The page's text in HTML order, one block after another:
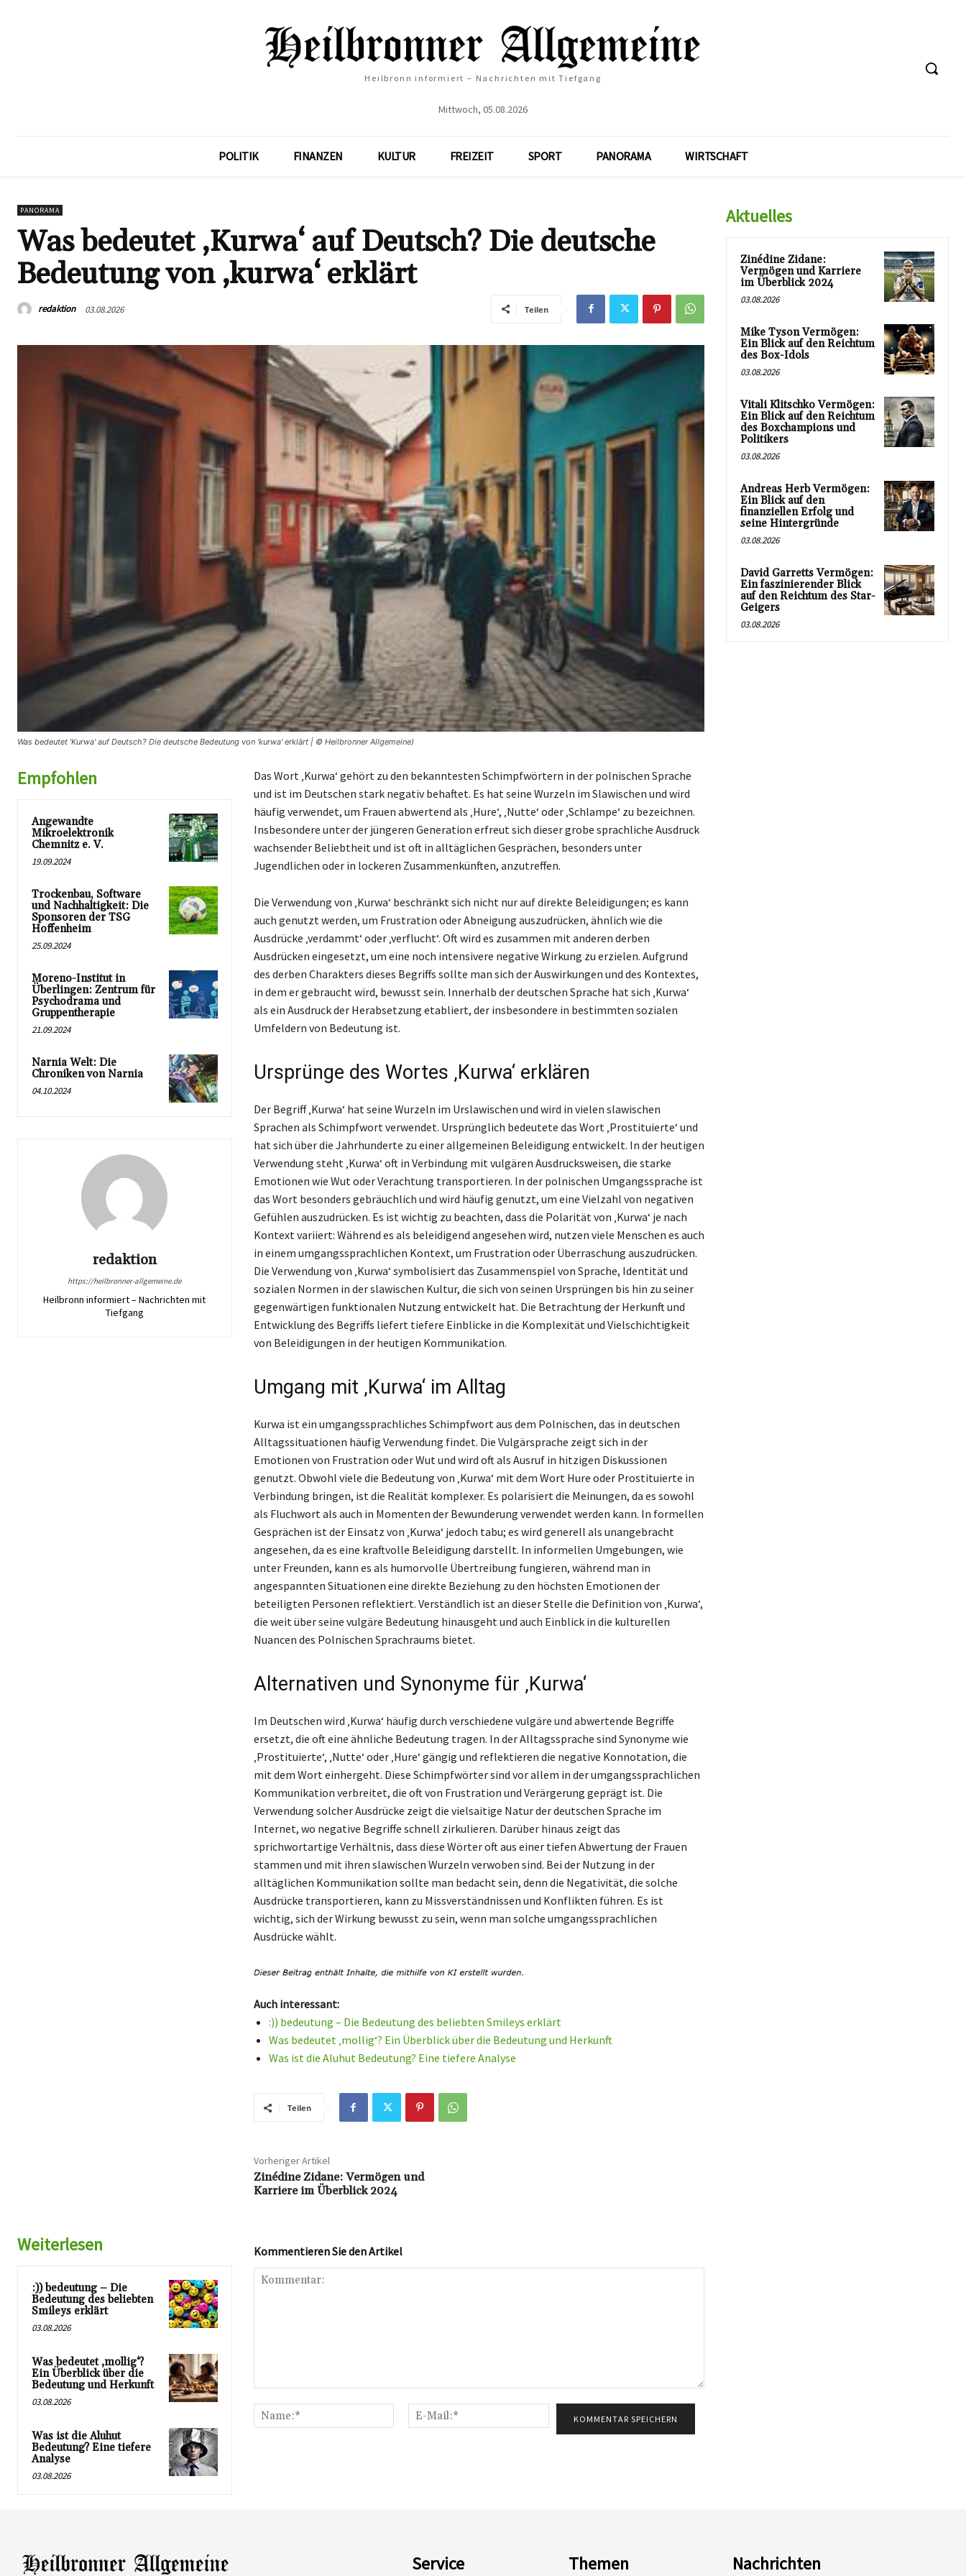
Heilbronn informiert – Nachrichten mit Tiefgang
Mittwoch, 05.08.2026
POLITIK FINANZEN KULTUR FREIZEIT SPORT PANORAMA WIRTSCHAFT
PANORAMA
Was bedeutet ‚Kurwa‘ auf Deutsch? Die deutsche
Bedeutung von ‚kurwa‘ erklärt
redaktion 03.08.2026 Teilen
Was bedeutet 'Kurwa' auf Deutsch? Die deutsche Bedeutung von 'kurwa' erklärt | © Heilbronner Allgemeine)
Empfohlen
Angewandte
Mikroelektronik
Chemnitz e. V.
19.09.2024
Trockenbau, Software
und Nachhaltigkeit: Die
Sponsoren der TSG
Hoffenheim
25.09.2024
Moreno-Institut in
Überlingen: Zentrum für
Psychodrama und
Gruppentherapie
21.09.2024
Narnia Welt: Die
Chroniken von Narnia
04.10.2024
redaktion
https://heilbronner-allgemeine.de
Heilbronn informiert – Nachrichten mit
Tiefgang
Das Wort ‚Kurwa‘ gehört zu den bekanntesten Schimpfwörtern in der polnischen Sprache
und ist im Deutschen stark negativ behaftet. Es hat seine Wurzeln im Slawischen und wird
häufig verwendet, um Frauen abwertend als ‚Hure‘, ‚Nutte‘ oder ‚Schlampe‘ zu bezeichnen.
Insbesondere unter der jüngeren Generation erfreut sich dieser grobe sprachliche Ausdruck
wachsender Beliebtheit und ist oft in alltäglichen Gesprächen, besonders unter
Jugendlichen oder in lockeren Zusammenkünften, anzutreffen.
Die Verwendung von ‚Kurwa‘ beschränkt sich nicht nur auf direkte Beleidigungen; es kann
auch genutzt werden, um Frustration oder Abneigung auszudrücken, ähnlich wie die
Ausdrücke ‚verdammt‘ oder ‚verflucht‘. Oft wird es zusammen mit anderen derben
Ausdrücken eingesetzt, um eine noch intensivere negative Wirkung zu erzielen. Aufgrund
des derben Charakters dieses Begriffs sollte man sich der Auswirkungen und des Kontextes,
in dem er gebraucht wird, bewusst sein. Innerhalb der deutschen Sprache hat sich ‚Kurwa‘
als ein Ausdruck der Herabsetzung etabliert, der insbesondere in bestimmten sozialen
Umfeldern von Bedeutung ist.
Ursprünge des Wortes ‚Kurwa‘ erklären
Der Begriff ‚Kurwa‘ hat seine Wurzeln im Urslawischen und wird in vielen slawischen
Sprachen als Schimpfwort verwendet. Ursprünglich bedeutete das Wort ‚Prostituierte‘ und
hat sich über die Jahrhunderte zu einer allgemeinen Beleidigung entwickelt. In der heutigen
Verwendung steht ‚Kurwa‘ oft in Verbindung mit vulgären Ausdrucksweisen, die starke
Emotionen wie Wut oder Verachtung transportieren. In der polnischen Umgangssprache ist
das Wort besonders gebräuchlich und wird häufig genutzt, um eine Vielzahl von negativen
Gefühlen auszudrücken. Es ist wichtig zu beachten, dass die Polarität von ‚Kurwa‘ je nach
Kontext variiert: Während es als beleidigend angesehen wird, nutzen viele Menschen es auch
in einem umgangssprachlichen Kontext, um Frustration oder Überraschung auszudrücken.
Die Verwendung von ‚Kurwa‘ symbolisiert das Zusammenspiel von Sprache, Identität und
sozialen Normen in der slawischen Kultur, die sich von seinen Ursprüngen bis hin zu seiner
gegenwärtigen funktionalen Nutzung entwickelt hat. Die Betrachtung der Herkunft und
Entwicklung des Begriffs liefert tiefere Einblicke in die Komplexität und Vielschichtigkeit
von Beleidigungen in der heutigen Kommunikation.
Umgang mit ‚Kurwa‘ im Alltag
Kurwa ist ein umgangssprachliches Schimpfwort aus dem Polnischen, das in deutschen
Alltagssituationen häufig Verwendung findet. Die Vulgärsprache zeigt sich in der
Emotionen von Frustration oder Wut und wird oft als Ausruf in hitzigen Diskussionen
genutzt. Obwohl viele die Bedeutung von ‚Kurwa‘ mit dem Wort Hure oder Prostituierte in
Verbindung bringen, ist die Realität komplexer. Es polarisiert die Meinungen, da es sowohl
als Fluchwort als auch in Momenten der Bewunderung verwendet werden kann. In formellen
Gesprächen ist der Einsatz von ‚Kurwa‘ jedoch tabu; es wird generell als unangebracht
angesehen, da es eine kraftvolle Beleidigung darstellt. In informellen Umgebungen, wie
unter Freunden, kann es als humorvolle Übertreibung fungieren, während man in
angespannten Situationen eine direkte Beziehung zu den höchsten Emotionen der
beteiligten Personen reflektiert. Verständlich ist an dieser Stelle die Definition von ‚Kurwa‘,
die weit über seine vulgäre Bedeutung hinausgeht und auch Einblick in die kulturellen
Nuancen des Polnischen Sprachraums bietet.
Alternativen und Synonyme für ‚Kurwa‘
Im Deutschen wird ‚Kurwa‘ häufig durch verschiedene vulgäre und abwertende Begriffe
ersetzt, die oft eine ähnliche Bedeutung tragen. In der Alltagssprache sind Synonyme wie
‚Prostituierte‘, ‚Nutte‘ oder ‚Hure‘ gängig und reflektieren die negative Konnotation, die
mit dem Wort einhergeht. Diese Schimpfwörter sind vor allem in der umgangssprachlichen
Kommunikation verbreitet, die oft von Frustration und Verärgerung geprägt ist. Die
Verwendung solcher Ausdrücke zeigt die vielsaitige Natur der deutschen Sprache im
Internet, wo negative Begriffe schnell zirkulieren. Darüber hinaus zeigt das
sprichwortartige Verhältnis, dass diese Wörter oft aus einer tiefen Abwertung der Frauen
stammen und mit ihren slawischen Wurzeln verwoben sind. Bei der Nutzung in der
alltäglichen Kommunikation sollte man bedacht sein, denn die Negativität, die solche
Ausdrücke transportieren, kann zu Missverständnissen und Konflikten führen. Es ist
wichtig, sich der Wirkung bewusst zu sein, wenn man solche umgangssprachlichen
Ausdrücke wählt.
Auch interessant:
:)) bedeutung – Die Bedeutung des beliebten Smileys erklärt
Was bedeutet ‚mollig‘? Ein Überblick über die Bedeutung und Herkunft
Was ist die Aluhut Bedeutung? Eine tiefere Analyse
Teilen
Vorheriger Artikel
Zinédine Zidane: Vermögen und
Karriere im Überblick 2024
Weiterlesen
:)) bedeutung – Die
Bedeutung des beliebten
Smileys erklärt
03.08.2026
Was bedeutet ‚mollig‘?
Ein Überblick über die
Bedeutung und Herkunft
03.08.2026
Was ist die Aluhut
Bedeutung? Eine tiefere
Analyse
03.08.2026
Kommentieren Sie den Artikel
Name:*
Mail:*
Aktuelles
Zinédine Zidane:
Vermögen und Karriere
im Überblick 2024
03.08.2026
Mike Tyson Vermögen:
Ein Blick auf den Reichtum
des Box-Idols
03.08.2026
Vitali Klitschko Vermögen:
Ein Blick auf den Reichtum
des Boxchampions und
Politikers
03.08.2026
Andreas Herb Vermögen:
Ein Blick auf den
finanziellen Erfolg und
seine Hintergründe
03.08.2026
David Garretts Vermögen:
Ein faszinierender Blick
auf den Reichtum des Star-
Geigers
03.08.2026
Service Themen Nachrichten